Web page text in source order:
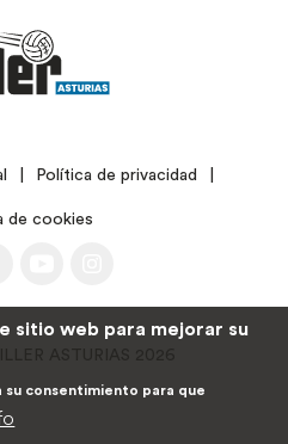
Política de privacidad
de cookies
ASTURIAS 2026
sitio web para mejorar su
consentimiento para que